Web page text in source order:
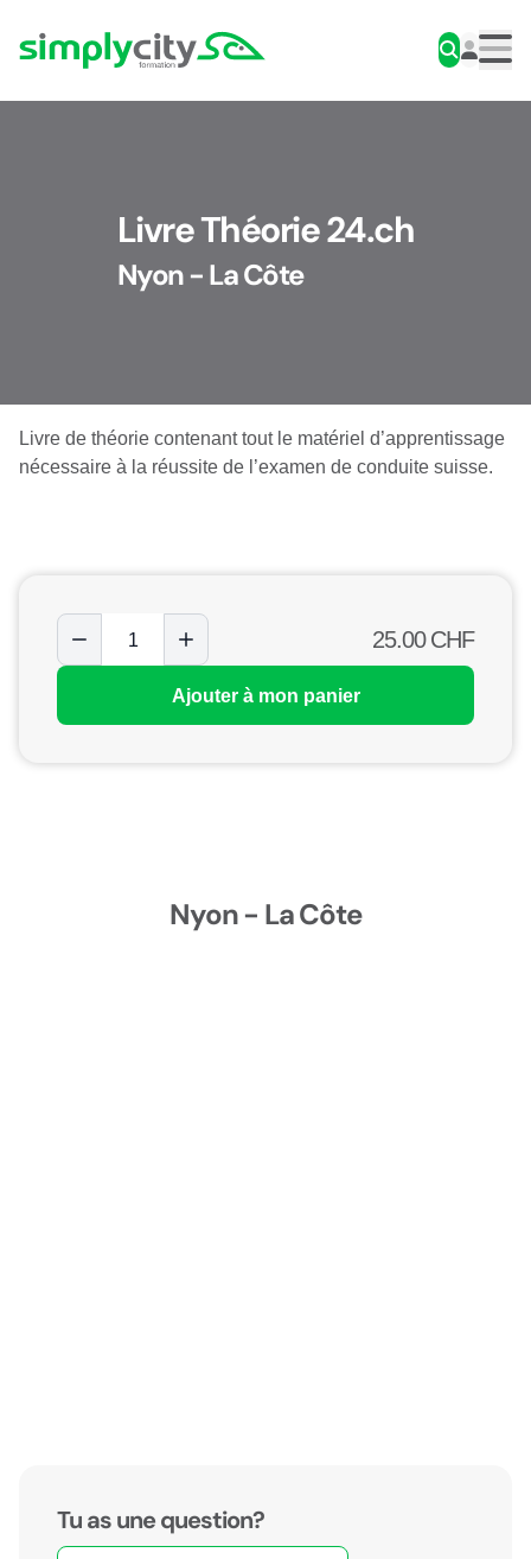
Simplycity
Livre Théorie 24.ch
Nyon - La Côte
Livre de théorie contenant tout le matériel d’apprentissage
nécessaire à la réussite de l’examen de conduite suisse.
25.00CHF
Ajouter à mon panier
Nyon - La Côte
Tu as une question?